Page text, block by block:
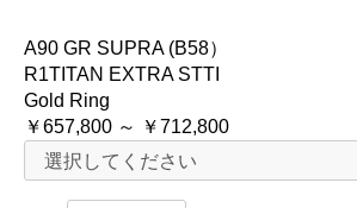
A90 GR SUPRA (B58）
R1TITAN EXTRA STTI
Gold Ring
￥657,800 ～ ￥712,800